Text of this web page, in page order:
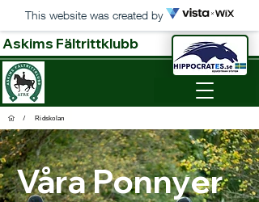
This website was created by
Askims Fältrittklubb
/ Ridskolan
Våra Ponnyer